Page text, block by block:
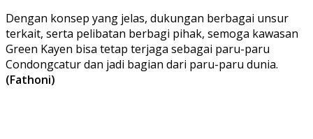
Dengan konsep yang jelas, dukungan berbagai unsur
terkait, serta pelibatan berbagi pihak, semoga kawasan
Green Kayen bisa tetap terjaga sebagai paru-paru
Condongcatur dan jadi bagian dari paru-paru dunia.
(Fathoni)